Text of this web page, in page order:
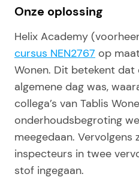
Onze oplossing
Helix Academy
cursus NEN2767 op
Wonen. Dit betekent dat
algemene dag was,
collega’s van Tablis
onderhoudsbegroting
meegedaan. Vervolgens
inspecteurs in twee
stof ingegaan.